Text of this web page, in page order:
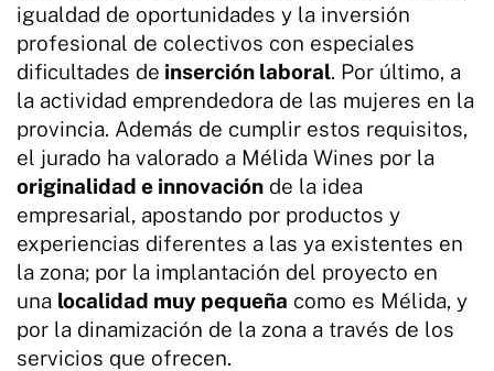
igualdad de oportunidades y la inversión
profesional de colectivos con especiales
dificultades de inserción laboral. Por último, a
la actividad emprendedora de las mujeres en la
provincia. Además de cumplir estos requisitos,
el jurado ha valorado a Mélida Wines por la
originalidad e innovación de la idea
empresarial, apostando por productos y
experiencias diferentes a las ya existentes en
la zona; por la implantación del proyecto en
una localidad muy pequeña como es Mélida, y
por la dinamización de la zona a través de los
servicios que ofrecen.